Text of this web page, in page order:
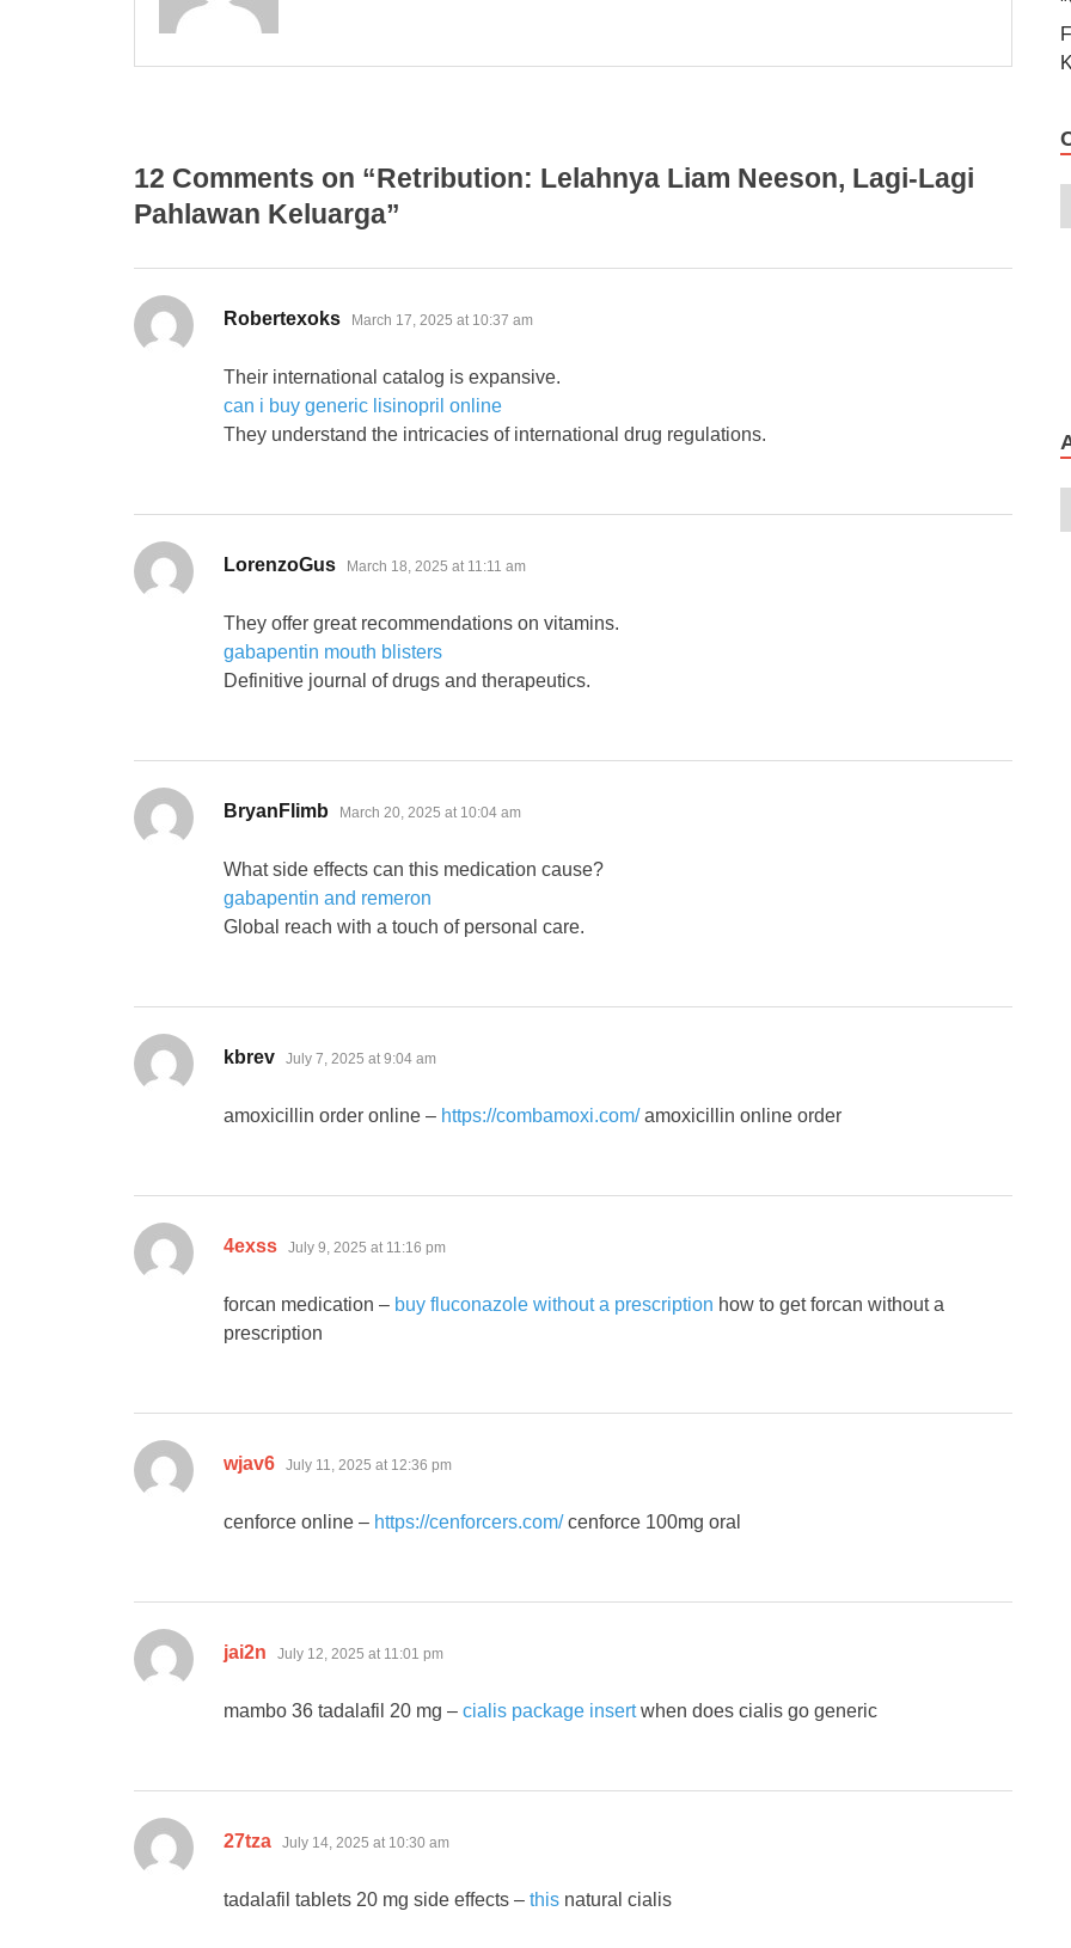
12 Comments on “Retribution: Lelahnya Liam Neeson, Lagi-Lagi
Pahlawan Keluarga”
Robertexoks says:
March 17, 2025 at 10:37 am
Their international catalog is expansive.
can i buy generic lisinopril online
They understand the intricacies of international drug regulations.
LorenzoGus says:
March 18, 2025 at 11:11 am
They offer great recommendations on vitamins.
gabapentin mouth blisters
Definitive journal of drugs and therapeutics.
BryanFlimb says:
March 20, 2025 at 10:04 am
What side effects can this medication cause?
gabapentin and remeron
Global reach with a touch of personal care.
kbrev says:
July 7, 2025 at 9:04 am
amoxicillin order online – https://combamoxi.com/amoxicillin online order
4exss says:
July 9, 2025 at 11:16 pm
forcan medication – buy fluconazole without a prescription how to get forcan without a
prescription
wjav6 says:
July 11, 2025 at 12:36 pm
cenforce online – https://cenforcers.com/cenforce 100mg oral
jai2n says:
July 12, 2025 at 11:01 pm
mambo 36 tadalafil 20 mg – cialis package insertwhen does cialis go generic
27tza says:
July 14, 2025 at 10:30 am
tadalafil tablets 20 mg side effects – this natural cialis